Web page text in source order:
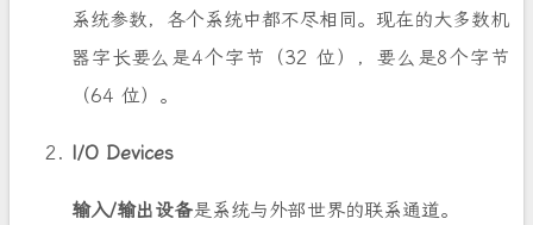
系统参数，各个系统中都不尽相同。现在的大多数机
器字长要么是4个字节（32 位），要么是8个字节
（64 位）。
I/O Devices
输入/输出设备是系统与外部世界的联系通道。